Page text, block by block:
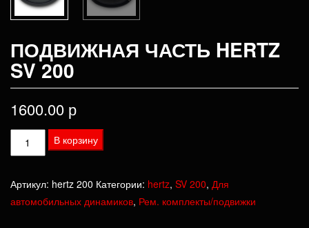
ПОДВИЖНАЯ ЧАСТЬ HERTZ
SV 200
1600.00 р
Количество
товара
часть
hertz
В корзину
Артикул: hertz 200 Категории: hertz, SV 200, Для
автомобильных динамиков, Рем. комплекты/подвижки